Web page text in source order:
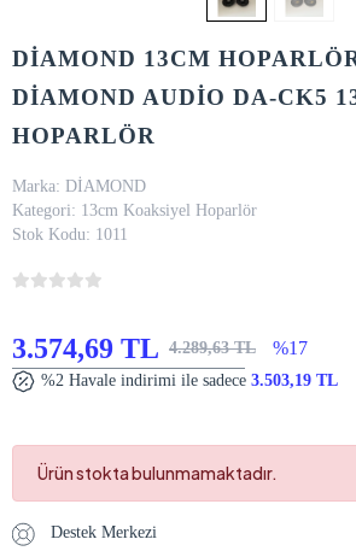
DİAMOND 13CM
DİAMOND AUDİO DA-CK5
HOPARLÖR
Marka: DİAMOND
Kategori: 13cm Koaksiyel Hoparlör
Stok Kodu: 1011
3.574,69 TL 4.289,63 TL %17
%2 Havale indirimi ile sadece 3.503,19 TL
Ürün stokta bulunmamaktadır.
Destek Merkezi